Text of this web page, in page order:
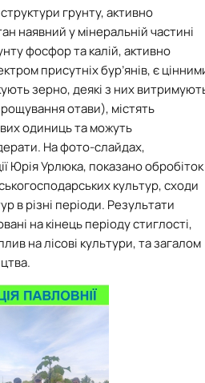
грунту, активно
наявний у мінеральній частині
фосфор та калій, активно
присутніх бур’янів, є
зерно, деякі з них
отави), містять
одиниць та можуть
На фото-слайдах,
Юрія Урлюка, показано обробіток
культур, сходи
в різні періоди. Результати
на кінець періоду стиглості,
на лісові культури, та загалом